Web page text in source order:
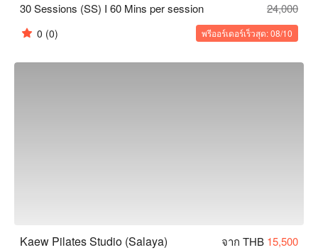
30 Sessions (SS) I 60 Mins per session
24,000
0 (0) พรีออร์เดอร์เร็วสุด: 08/10
Kaew Pilates Studio (Salaya) จาก THB 15,500